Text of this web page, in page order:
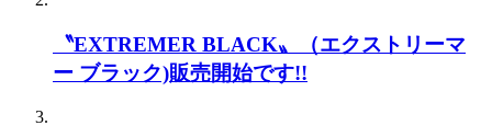
〝EXTREMER BLACK〟（エクストリーマ
ー ブラック)販売開始です!!